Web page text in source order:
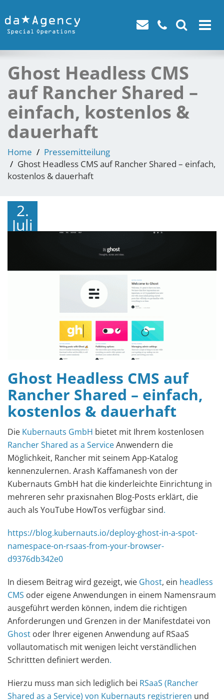
Toggle
Ghost Headless CMS
auf Rancher Shared –
einfach, kostenlos &
dauerhaft
Home
Pressemitteilung
Ghost Headless CMS auf Rancher Shared – einfach,
kostenlos & dauerhaft
2.
Juli
Ghost Headless CMS auf
Rancher Shared – einfach,
kostenlos & dauerhaft
Die Kubernauts GmbH bietet mit Ihrem kostenlosen
Rancher Shared as a ServiceAnwendern die
Möglichkeit, Rancher mit seinem App-Katalog
kennenzulernen. Arash Kaffamanesh von der
Kubernauts GmbH hat die kinderleichte Einrichtung in
mehreren sehr praxisnahen Blog-Posts erklärt, die
auch als YouTube HowTos verfügbar sind.
https://blog.kubernauts.io/deploy-ghost-in-a-spot-
namespace-on-rsaas-from-your-browser-
d9376db342e0
In diesem Beitrag wird gezeigt, wie Ghost, ein headless
CMS oder eigene Anwendungen in einem Namensraum
ausgeführt werden können, indem die richtigen
Anforderungen und Grenzen in der Manifestdatei von
Ghost oder Ihrer eigenen Anwendung auf RSaaS
vollautomatisch mit wenigen leicht verständlichen
Schrittten definiert werden.
Hierzu muss man sich lediglich bei RSaaS (Rancher
Shared as a Service) von Kubernauts registrieren und